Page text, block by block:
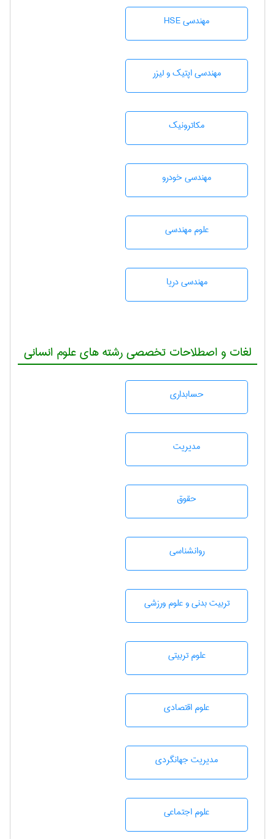
مهندسی HSE
مهندسی اپتیک و لیزر
مکاترونیک
مهندسی خودرو
علوم مهندسی
مهندسی دریا
لغات و اصطلاحات تخصصی رشته های علوم انسانی
حسابداری
مديريت
حقوق
روانشناسی
تربيت بدنی و علوم ورزشی
علوم تربيتی
علوم اقتصادی
مديريت جهانگردی
علوم اجتماعی